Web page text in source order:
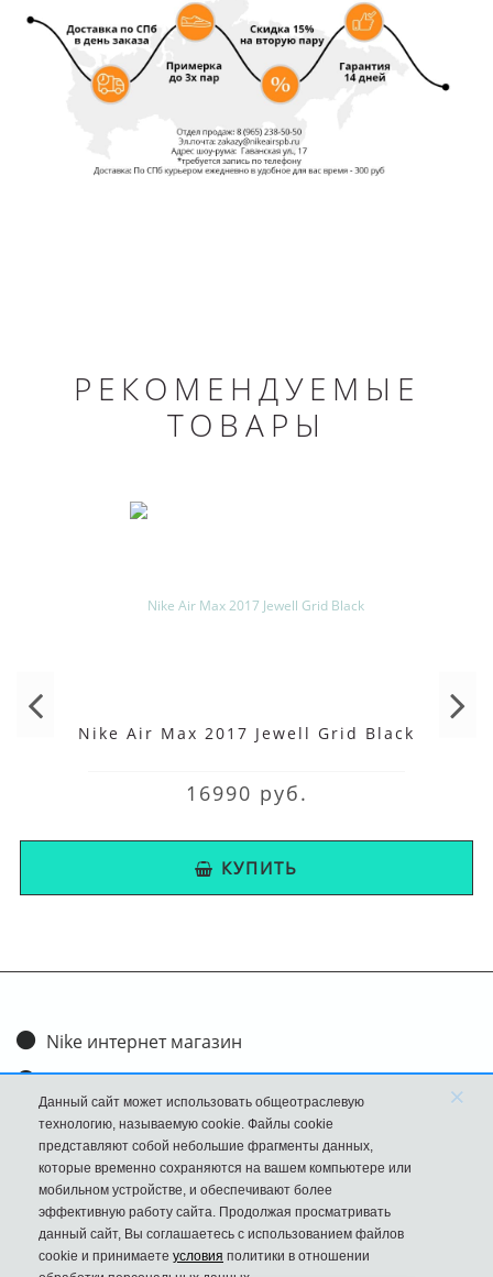
РЕКОМЕНДУЕМЫЕ
ТОВАРЫ
Nike Air Max 2017 Jewell Grid Black
16990 руб.
КУПИТЬ
Nike интернет магазин
Доставка и оплата
Обмен и возврат
Размеры
FAQ
Новости
Данный сайт может использовать общеотраслевую
технологию, называемую cookie. Файлы cookie
представляют собой небольшие фрагменты данных,
которые временно сохраняются на вашем компьютере или
мобильном устройстве, и обеспечивают более
эффективную работу сайта. Продолжая просматривать
данный сайт, Вы соглашаетесь с использованием файлов
cookie и принимаете условия политики в отношении
×